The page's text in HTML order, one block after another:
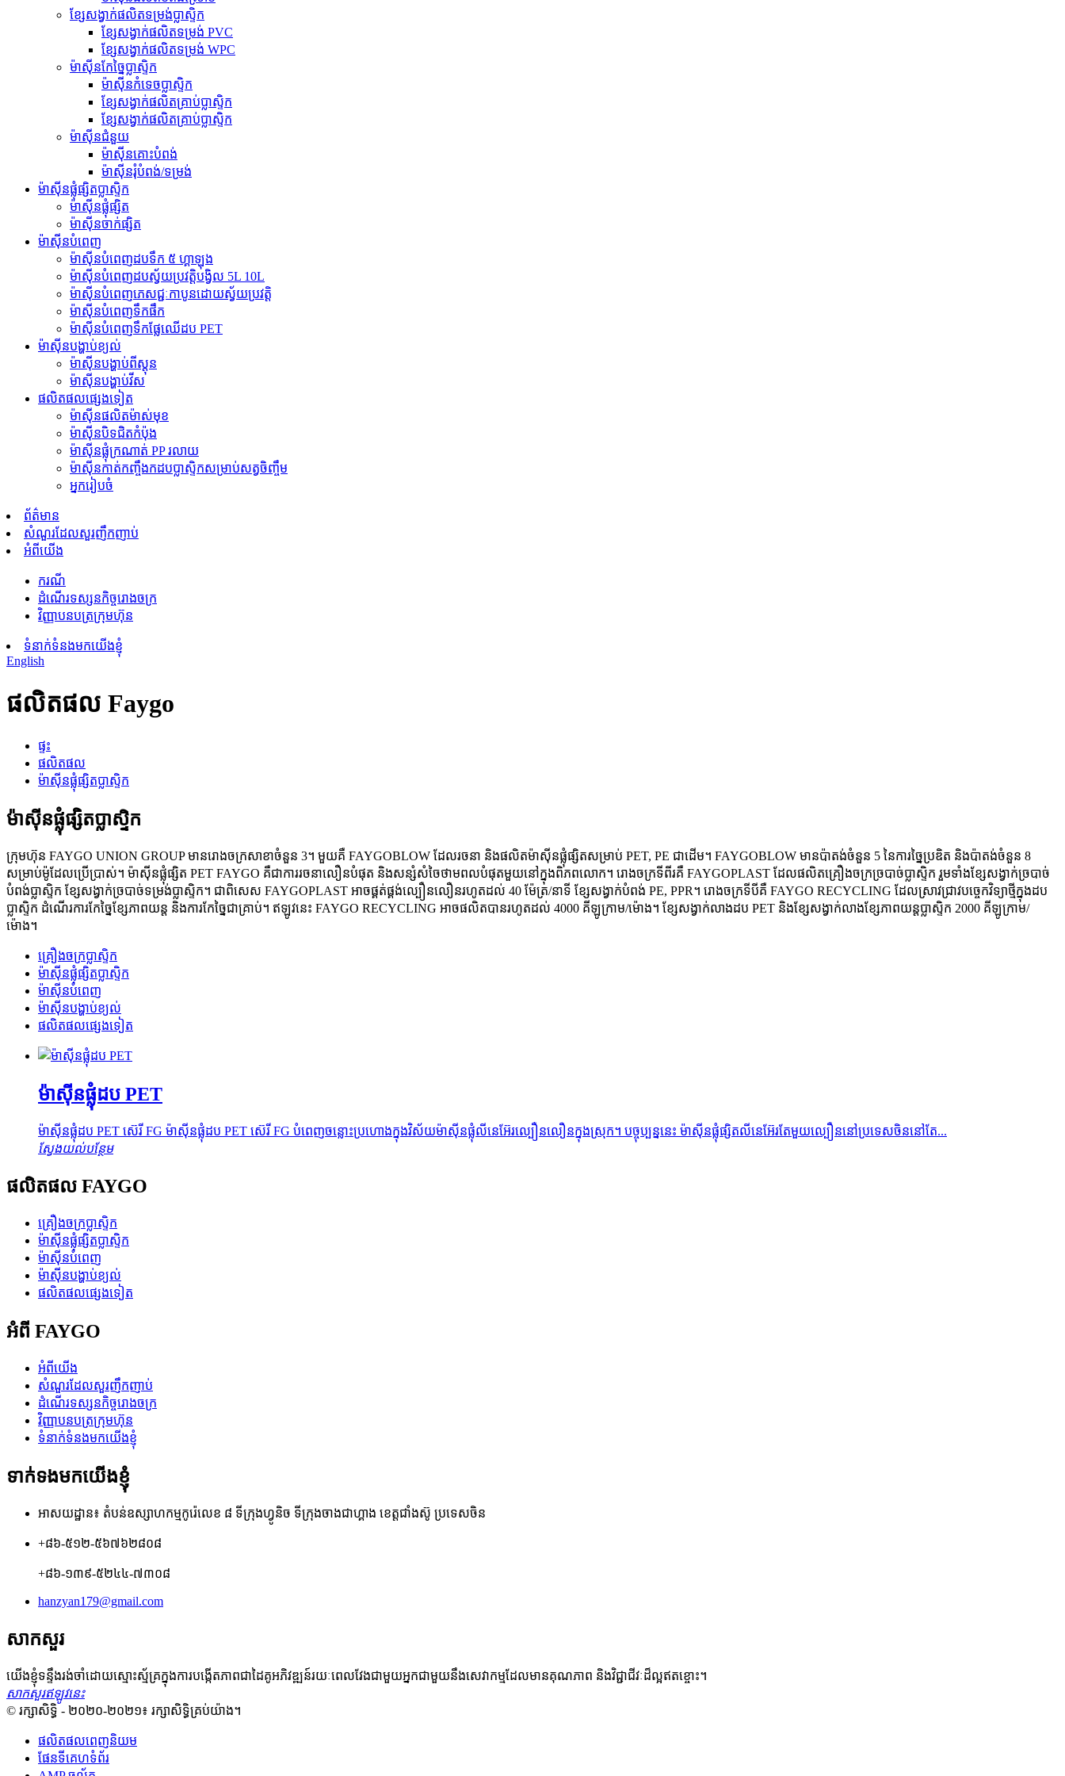
ខ្សែសង្វាក់ផលិតទម្រង់ប្លាស្ទិក
ខ្សែសង្វាក់ផលិតទម្រង់ PVC
ខ្សែសង្វាក់ផលិតទម្រង់ WPC
ម៉ាស៊ីនកែច្នៃប្លាស្ទិក
ម៉ាស៊ីនកំទេចប្លាស្ទិក
ខ្សែសង្វាក់ផលិតគ្រាប់ប្លាស្ទិក
ខ្សែសង្វាក់ផលិតគ្រាប់ប្លាស្ទិក
ម៉ាស៊ីនជំនួយ
ម៉ាស៊ីន​គោះ​បំពង់
ម៉ាស៊ីនរុំបំពង់/ទម្រង់
ម៉ាស៊ីនផ្លុំផ្សិតប្លាស្ទិក
ម៉ាស៊ីនផ្លុំផ្សិត
ម៉ាស៊ីនចាក់ផ្សិត
ម៉ាស៊ីនបំពេញ
ម៉ាស៊ីនបំពេញដបទឹក ៥ ហ្គាឡុង
ម៉ាស៊ីនបំពេញដបស្វ័យប្រវត្តិបង្វិល 5L 10L
ម៉ាស៊ីនបំពេញភេសជ្ជៈកាបូនដោយស្វ័យប្រវត្តិ
ម៉ាស៊ីនបំពេញទឹកផឹក
ម៉ាស៊ីនបំពេញទឹកផ្លែឈើដប PET
ម៉ាស៊ីនបង្ហាប់ខ្យល់
ម៉ាស៊ីនបង្ហាប់ពីស្តុន
ម៉ាស៊ីនបង្ហាប់វីស
ផលិតផលផ្សេងទៀត
ម៉ាស៊ីនផលិតម៉ាស់មុខ
ម៉ាស៊ីនបិទជិតកំប៉ុង
ម៉ាស៊ីន​ផ្លុំ​ក្រណាត់ PP រលាយ
ម៉ាស៊ីនកាត់កញ្ចឹងកដបប្លាស្ទិកសម្រាប់សត្វចិញ្ចឹម
អ្នករៀបចំ
ព័ត៌មាន
សំណួរដែលសួរញឹកញាប់
អំពីយើង
ករណី
ដំណើរទស្សនកិច្ចរោងចក្រ
វិញ្ញាបនបត្រក្រុមហ៊ុន
ទំនាក់ទំនងមកយើងខ្ញុំ
English
ផលិតផល Faygo
ផ្ទះ
ផលិតផល
ម៉ាស៊ីនផ្លុំផ្សិតប្លាស្ទិក
ម៉ាស៊ីនផ្លុំផ្សិតប្លាស្ទិក
ក្រុមហ៊ុន FAYGO UNION GROUP មានរោងចក្រសាខាចំនួន 3។ មួយគឺ FAYGOBLOW ដែលរចនា និងផលិតម៉ាស៊ីនផ្លុំផ្សិតសម្រាប់ PET, PE ជាដើម។ FAYGOBLOW មានប៉ាតង់ចំនួន 5 នៃការច្នៃប្រឌិត និងប៉ាតង់ចំនួន 8
សម្រាប់ម៉ូដែលប្រើប្រាស់។ ម៉ាស៊ីនផ្លុំផ្សិត PET FAYGO គឺជាការរចនាលឿនបំផុត និងសន្សំសំចៃថាមពលបំផុតមួយនៅក្នុងពិភពលោក។ រោងចក្រទីពីរគឺ FAYGOPLAST ដែលផលិតគ្រឿងចក្រច្របាច់ប្លាស្ទិក រួមទាំងខ្សែសង្វាក់ច្របាច់
បំពង់ប្លាស្ទិក ខ្សែសង្វាក់ច្របាច់ទម្រង់ប្លាស្ទិក។ ជាពិសេស FAYGOPLAST អាចផ្គត់ផ្គង់ល្បឿនលឿនរហូតដល់ 40 ម៉ែត្រ/នាទី ខ្សែសង្វាក់បំពង់ PE, PPR។ រោងចក្រទីបីគឺ FAYGO RECYCLING ដែលស្រាវជ្រាវបច្ចេកវិទ្យាថ្មីក្នុងដប
ប្លាស្ទិក ដំណើរការកែច្នៃខ្សែភាពយន្ត និងការកែច្នៃជាគ្រាប់។ ឥឡូវនេះ FAYGO RECYCLING អាចផលិតបានរហូតដល់ 4000 គីឡូក្រាម/ម៉ោង។ ខ្សែសង្វាក់លាងដប PET និងខ្សែសង្វាក់លាងខ្សែភាពយន្តប្លាស្ទិក 2000 គីឡូក្រាម/
ម៉ោង។
គ្រឿងចក្រប្លាស្ទិក
ម៉ាស៊ីនផ្លុំផ្សិតប្លាស្ទិក
ម៉ាស៊ីនបំពេញ
ម៉ាស៊ីនបង្ហាប់ខ្យល់
ផលិតផលផ្សេងទៀត
ម៉ាស៊ីនផ្លុំដប PET
ម៉ាស៊ីនផ្លុំដប PET ស៊េរី FG ម៉ាស៊ីនផ្លុំដប PET ស៊េរី FG បំពេញចន្លោះប្រហោងក្នុងវិស័យម៉ាស៊ីនផ្លុំលីនេអ៊ែរល្បឿនលឿនក្នុងស្រុក។ បច្ចុប្បន្ននេះ ម៉ាស៊ីនផ្លុំផ្សិតលីនេអ៊ែរតែមួយល្បឿននៅប្រទេសចិននៅតែ...
ស្វែងយល់បន្ថែម
ផលិតផល FAYGO
គ្រឿងចក្រប្លាស្ទិក
ម៉ាស៊ីនផ្លុំផ្សិតប្លាស្ទិក
ម៉ាស៊ីនបំពេញ
ម៉ាស៊ីនបង្ហាប់ខ្យល់
ផលិតផលផ្សេងទៀត
អំពី FAYGO
អំពីយើង
សំណួរដែលសួរញឹកញាប់
ដំណើរទស្សនកិច្ចរោងចក្រ
វិញ្ញាបនបត្រក្រុមហ៊ុន
ទំនាក់ទំនងមកយើងខ្ញុំ
ទាក់ទងមកយើងខ្ញុំ
អាសយដ្ឋាន៖ តំបន់ឧស្សាហកម្មកូរ៉េលេខ ៨ ទីក្រុងហ្វូនិច ទីក្រុងចាងជាហ្គាង ខេត្តជាំងស៊ូ ប្រទេសចិន
+៨៦-៥១២-៥៦៧៦២៨០៨
+៨៦-១៣៩-៥២៤៤-៧៣០៨
hanzyan179@gmail.com
សាកសួរ
យើងខ្ញុំទន្ទឹងរង់ចាំដោយស្មោះស្ម័គ្រក្នុងការបង្កើតភាពជាដៃគូអភិវឌ្ឍន៍រយៈពេលវែងជាមួយអ្នកជាមួយនឹងសេវាកម្មដែលមានគុណភាព និងវិជ្ជាជីវៈដ៏ល្អឥតខ្ចោះ។
សាកសួរឥឡូវនេះ
© រក្សាសិទ្ធិ - ២០២០-២០២១៖ រក្សាសិទ្ធិគ្រប់យ៉ាង។
ផលិតផលពេញនិយម
ផែនទីគេហទំព័រ